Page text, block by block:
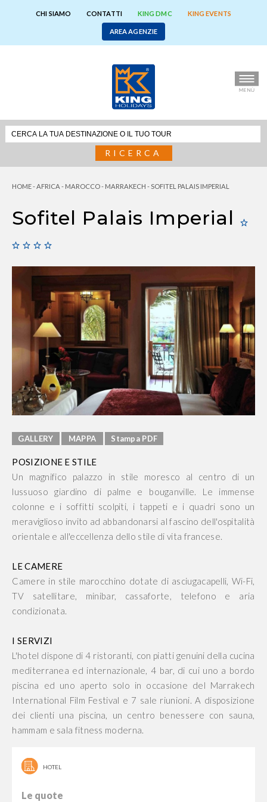
CHI SIAMO CONTATTI KING DMC KING EVENTS
AREA AGENZIE
RICERCA
HOME-AFRICA - MAROCCO- MARRAKECH - SOFITEL PALAIS IMPERIAL
Sofitel Palais Imperial
GALLERY MAPPA Stampa PDF
POSIZIONE E STILE
Un magnifico palazzo in stile moresco al centro di un
lussuoso giardino di palme e bouganville. Le immense
colonne e i soffitti scolpiti, i tappeti e i quadri sono un
meraviglioso invito ad abbandonarsi al fascino dell'ospitalità
orientale e all'eccellenza dello stile di vita francese.
LE CAMERE
Camere in stile marocchino dotate di asciugacapelli, Wi-Fi,
TV satellitare, minibar, cassaforte, telefono e aria
condizionata.
I SERVIZI
L'hotel dispone di 4 ristoranti, con piatti genuini della cucina
mediterranea ed internazionale, 4 bar, di cui uno a bordo
piscina ed uno aperto solo in occasione del Marrakech
International Film Festival e 7 sale riunioni. A disposizione
dei clienti una piscina, un centro benessere con sauna,
hammam e sala fitness moderna.
HOTEL
Le quote